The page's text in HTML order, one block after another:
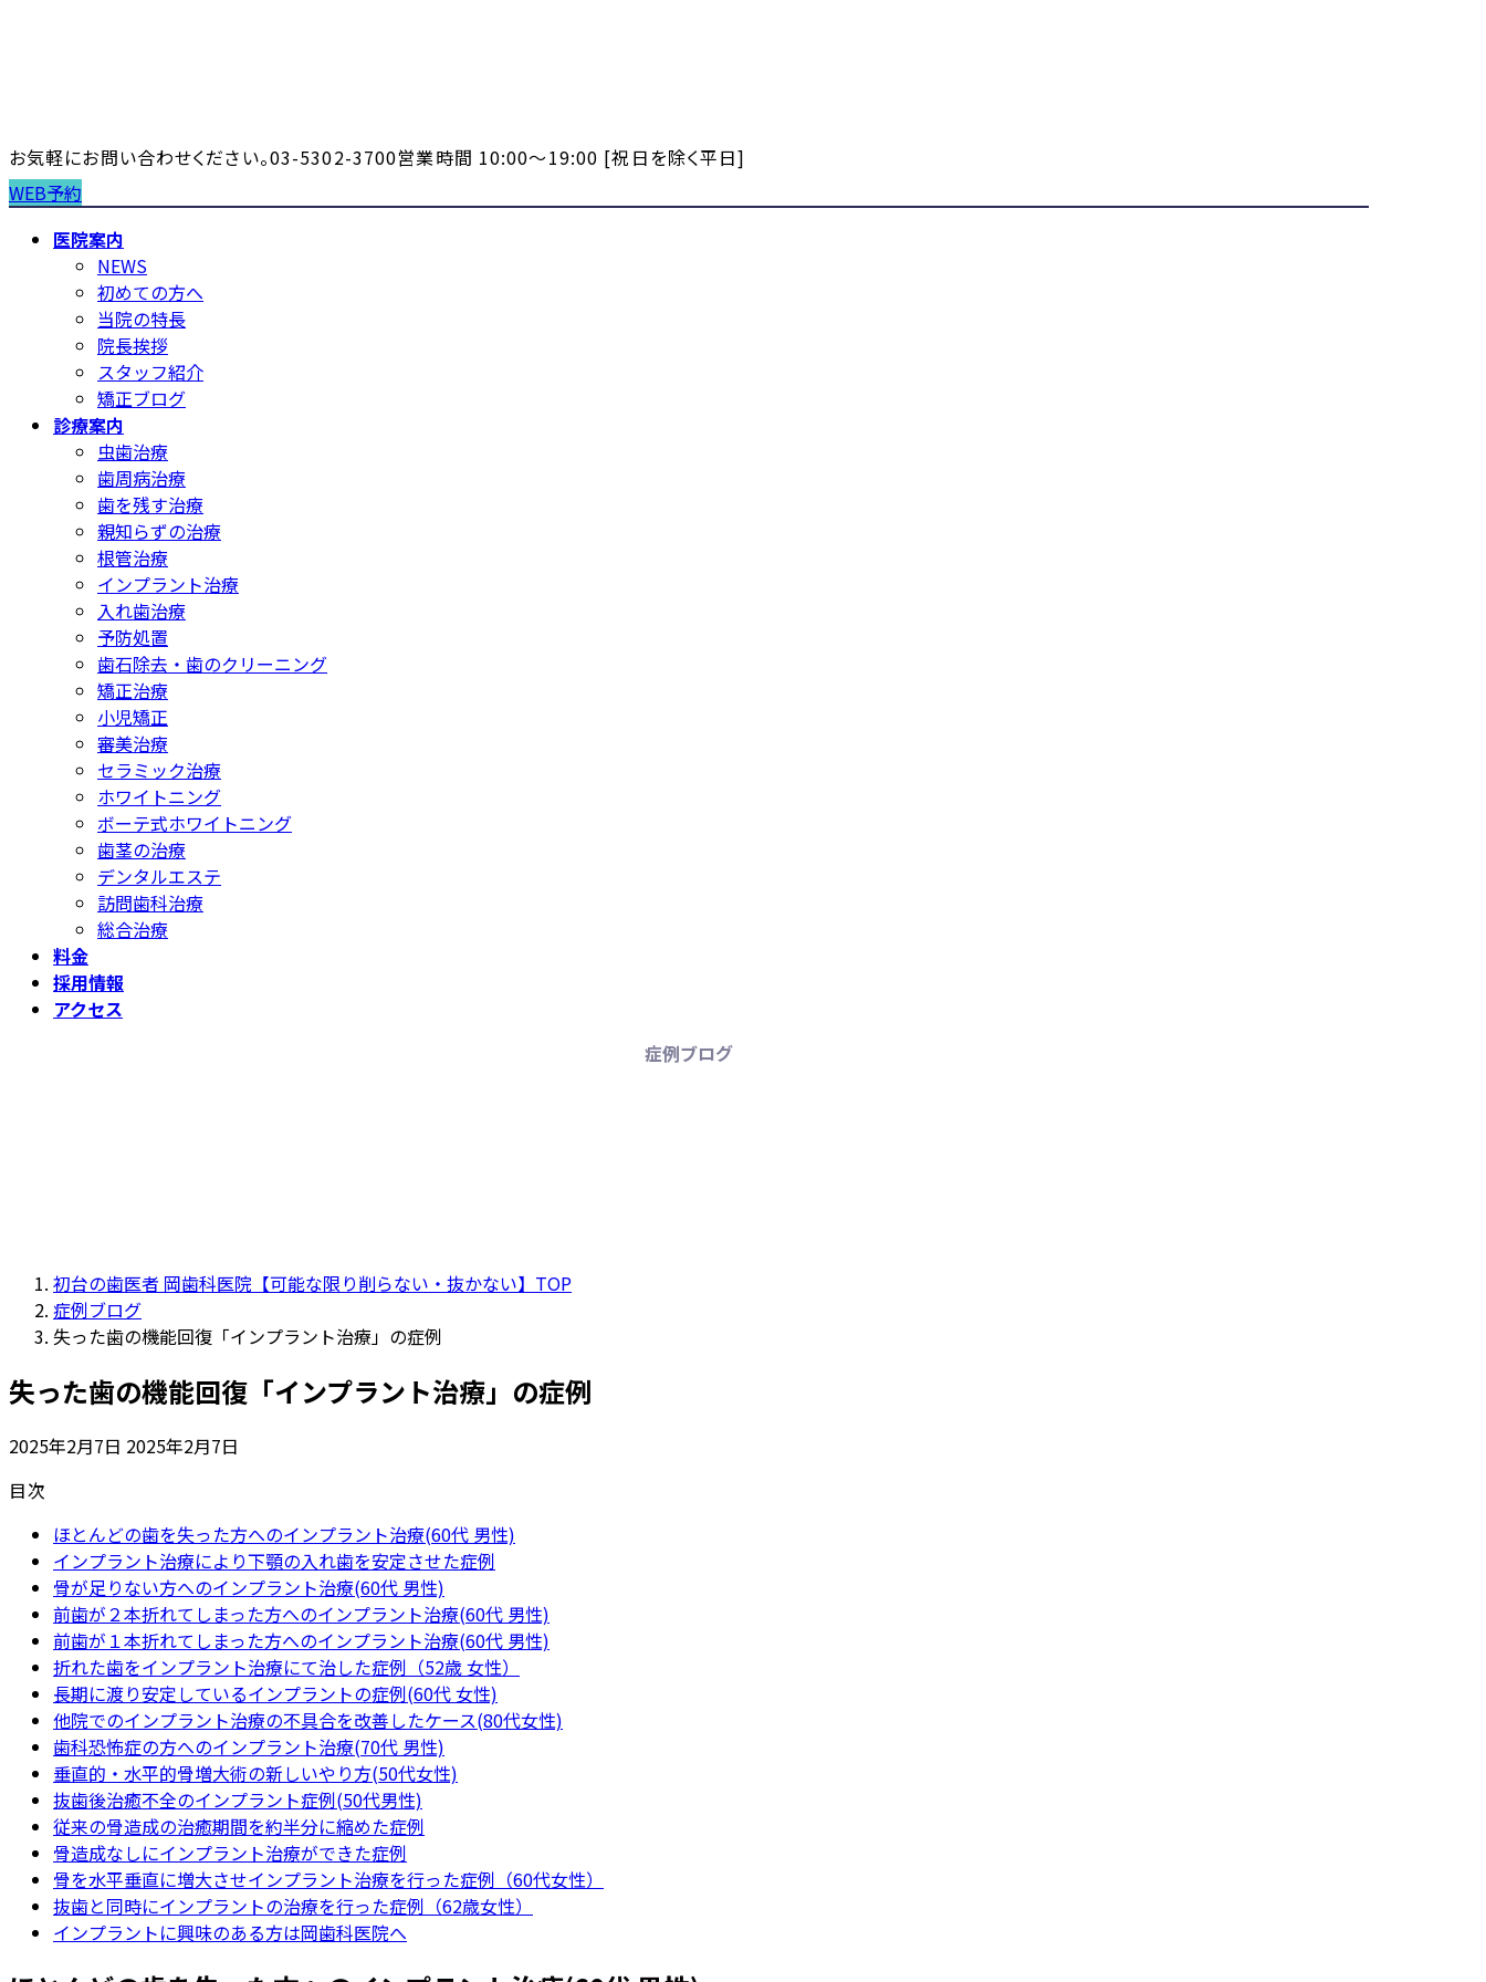
へ
ス
キ
ョ
ン
に
お気軽にお問い合わせください。03-5302-3700営業時間 10:00～19:00 [祝日を除く平日]
WEB予約
医院案内
NEWS
初めての方へ
当院の特長
院長挨拶
スタッフ紹介
矯正ブログ
診療案内
虫歯治療
歯周病治療
歯を残す治療
親知らずの治療
根管治療
インプラント治療
入れ歯治療
予防処置
歯石除去・歯のクリーニング
矯正治療
小児矯正
審美治療
セラミック治療
ホワイトニング
ボーテ式ホワイトニング
歯茎の治療
デンタルエステ
訪問歯科治療
総合治療
料金
採用情報
アクセス
症例ブログ
初台の歯医者 岡歯科医院【可能な限り削らない・抜かない】TOP
症例ブログ
失った歯の機能回復「インプラント治療」の症例
失った歯の機能回復「インプラント治療」の症例
2025年2月7日 最
新
日
時
:
2025年2月7日
目次
ほとんどの歯を失った方へのインプラント治療(60代 男性)
インプラント治療により下顎の入れ歯を安定させた症例
骨が足りない方へのインプラント治療(60代 男性)
前歯が２本折れてしまった方へのインプラント治療(60代 男性)
前歯が１本折れてしまった方へのインプラント治療(60代 男性)
折れた歯をインプラント治療にて治した症例（52歳 女性）
長期に渡り安定しているインプラントの症例(60代 女性)
他院でのインプラント治療の不具合を改善したケース(80代女性)
歯科恐怖症の方へのインプラント治療(70代 男性)
垂直的・水平的骨増大術の新しいやり方(50代女性)
抜歯後治癒不全のインプラント症例(50代男性)
従来の骨造成の治癒期間を約半分に縮めた症例
骨造成なしにインプラント治療ができた症例
骨を水平垂直に増大させインプラント治療を行った症例（60代女性）
抜歯と同時にインプラントの治療を行った症例（62歳女性）
インプラントに興味のある方は岡歯科医院へ